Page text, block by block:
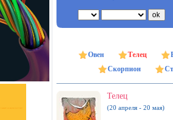
Овен Телец
Скорпион
Телец
(20 апреля - 20 мая)